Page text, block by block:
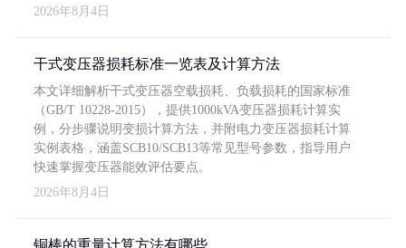
2026年8月4日
干式变压器损耗标准一览表及计算方法
本文详细解析干式变压器空载损耗、负载损耗的国家标准
（GB/T 10228-2015），提供1000kVA变压器损耗计算实
例，分步骤说明变损计算方法，并附电力变压器损耗计算
实例表格，涵盖SCB10/SCB13等常见型号参数，指导用户
快速掌握变压器能效评估要点。
2026年8月4日
铜棒的重量计算方法有哪些